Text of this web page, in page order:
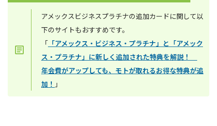
アメックスビジネスプラチナの追加カードに関して以
下のサイトもおすすめです。
「 「アメックス・ビジネス・プラチナ」と「アメック
ス・プラチナ」に新しく追加された特典を解説！
年会費がアップしても、モトが取れるお得な特典が追
加！ 」